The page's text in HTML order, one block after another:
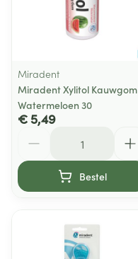
Miradent
Miradent Xylitol Kauwgom
Watermeloen 30
€ 5,49
Bestel